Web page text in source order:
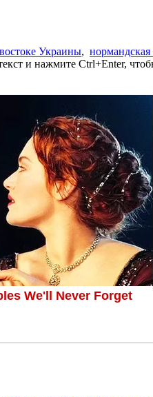
Украины, нормандская
и нажмите Ctrl+Enter,